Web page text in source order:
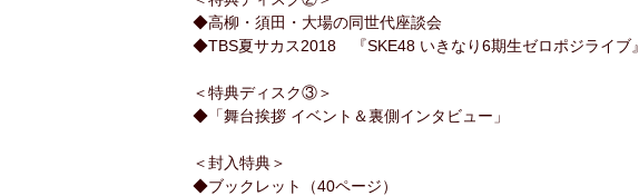
◆高柳・須田・大場の同世代座談会
◆TBS夏サカス2018 『SKE48 いきなり6期生ゼロポジライブ』
＜特典ディスク③＞
◆「舞台挨拶 イベント＆裏側インタビュー」
＜封入特典＞
◆ブックレット（40ページ）